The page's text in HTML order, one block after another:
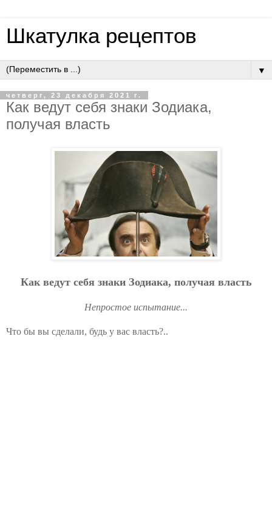
Шкатулка рецептов
▼
четверг, 23 декабря 2021 г.
Как ведут себя знаки Зодиака,
получая власть
Как ведут себя знаки Зодиака, получая власть
Непростое испытание...
Что бы вы сделали, будь у вас власть?..